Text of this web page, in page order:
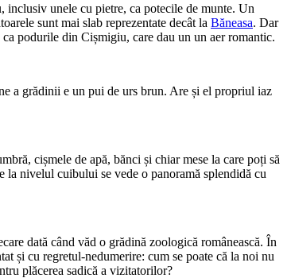
inclusiv unele cu pietre, ca potecile de munte. Un
sunt mai slab reprezentate decât la Băneasa. Dar
podurile din Cișmigiu, care dau un un aer romantic.
a grădinii e un pui de urs brun. Are și el propriul iaz
cișmele de apă, bănci și chiar mese la care poți să
nivelul cuibului se vede o panoramă splendidă cu
dată când văd o grădină zoologică românească. În
și cu regretul-nedumerire: cum se poate că la noi nu
plăcerea sadică a vizitatorilor?